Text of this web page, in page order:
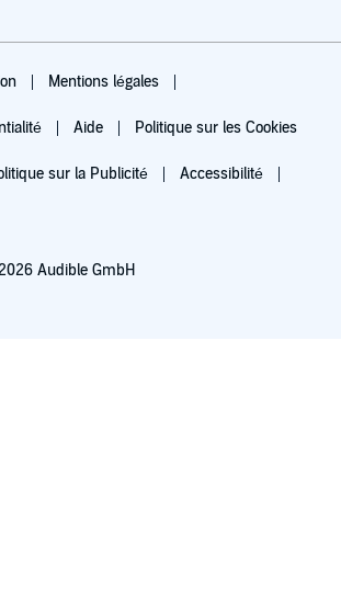
Mentions légales
Aide Politique sur les Cookies
sur la Publicité Accessibilité
Audible GmbH